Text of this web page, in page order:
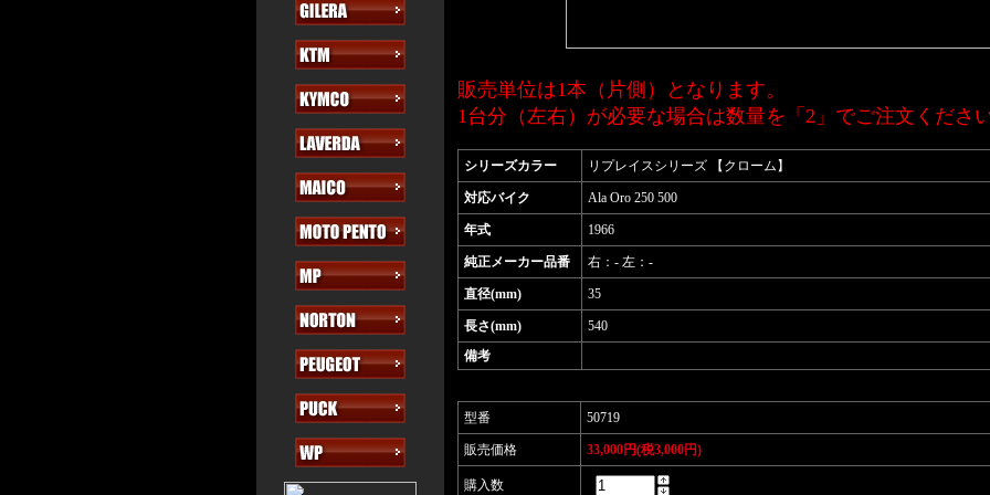
販売単位は1本（片側）となります。
1台分（左右）が必要な場合は数量を「2」でご注文くださ
シリーズカラー リプレイスシリーズ 【クローム】
対応バイク Ala Oro 250 500
年式 1966
純正メーカー品番 右：- 左：-
直径(mm) 35
長さ(mm)
540
備考
型番 50719
販売価格 33,000円(税3,000円)
購入数